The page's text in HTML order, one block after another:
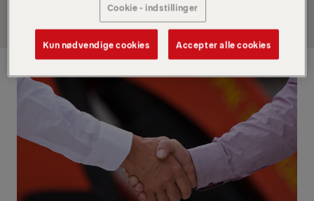
Cookie - indstillinger
Kun nødvendige cookies Accepter alle cookies